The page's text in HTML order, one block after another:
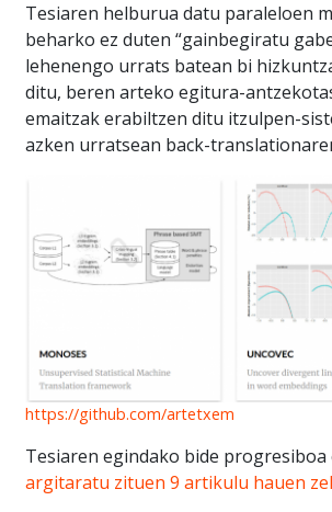
Tesiaren helburua datu paraleloen
beharko ez duten “gainbegiratu
lehenengo urrats batean bi
ditu, beren arteko egitura-
emaitzak erabiltzen ditu itzulpen-
azken urratsean back-
https://github.com/artetxem
Tesiaren egindako bide
argitaratu zituen 9 artikulu hauen